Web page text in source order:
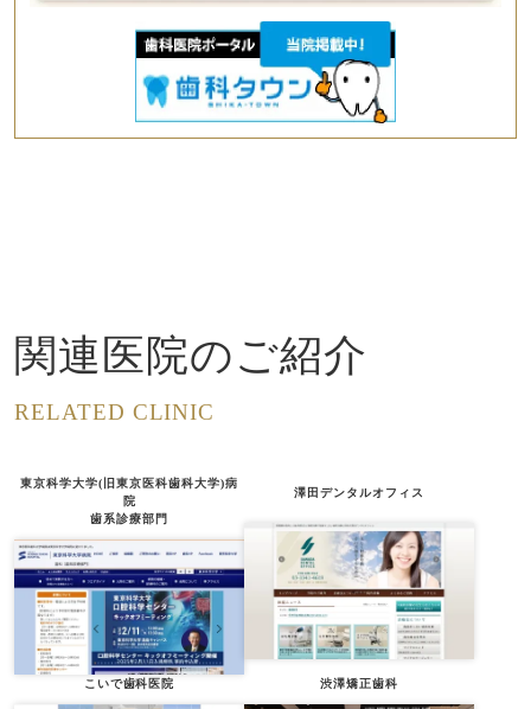
関連医院のご紹介
RELATED CLINIC
東京科学大学(旧東京医科歯科大学)病
院
歯系診療部門
澤田デンタルオフィス
こいで歯科医院 渋澤矯正歯科